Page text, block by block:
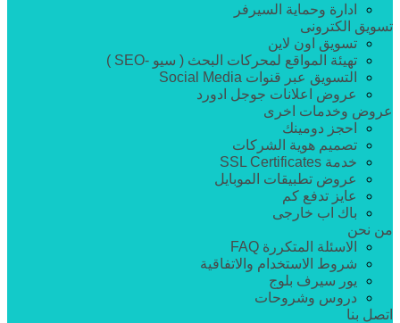
ادارة وحماية السيرفر
تسويق الكترونى
تسويق اون لاين
تهيئة المواقع لمحركات البحث ( سيو -SEO )
التسويق عبر قنوات Social Media
عروض اعلانات جوجل ادورد
عروض وخدمات اخرى
احجز دومينك
تصميم هوية الشركات
خدمة SSL Certificates
عروض تطبيقات الموبايل
عايز تدفع كم
باك اب خارجى
من نحن
الاسئلة المتكررة FAQ
شروط الاستخدام والاتفاقية
يور سيرف بلوج
دروس وشروحات
اتصل بنا